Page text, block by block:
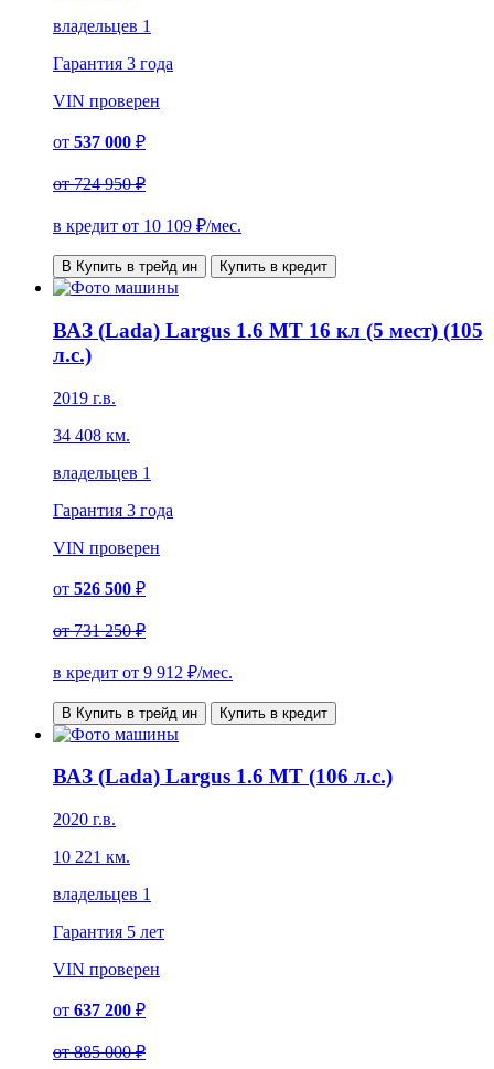
владельцев 1
Гарантия 3 года
VIN проверен
от 537 000 ₽
от724 950 ₽
в кредит от 10 109 ₽/мес.
В Купить в трейд ин Купить в кредит
ВАЗ (Lada) Largus 1.6 MT 16 кл (5 мест) (105
л.с.)
2019 г.в.
34 408 км.
владельцев 1
Гарантия 3 года
VIN проверен
от 526 500 ₽
от731 250 ₽
в кредит от 9 912 ₽/мес.
В Купить в трейд ин Купить в кредит
ВАЗ (Lada) Largus 1.6 MT (106 л.с.)
2020 г.в.
10 221 км.
владельцев 1
Гарантия 5 лет
VIN проверен
от 637 200 ₽
от885 000 ₽